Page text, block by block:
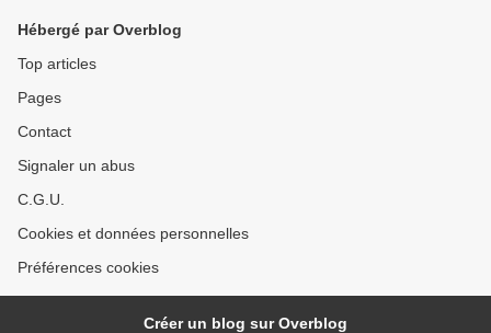
Hébergé par Overblog
Top articles
Pages
Contact
Signaler un abus
C.G.U.
Cookies et données personnelles
Préférences cookies
Créer un blog sur Overblog